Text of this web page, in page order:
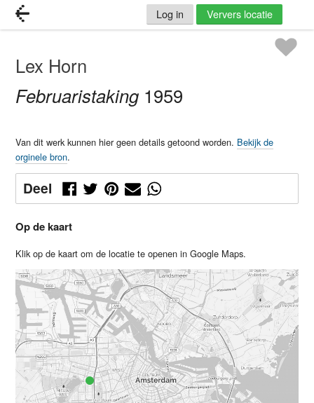
Log in Ververs locatie
Lex Horn
Februaristaking 1959
Van dit werk kunnen hier geen details getoond worden. Bekijk de
orginele bron.
Deel
Op de kaart
Klik op de kaart om de locatie te openen in Google Maps.